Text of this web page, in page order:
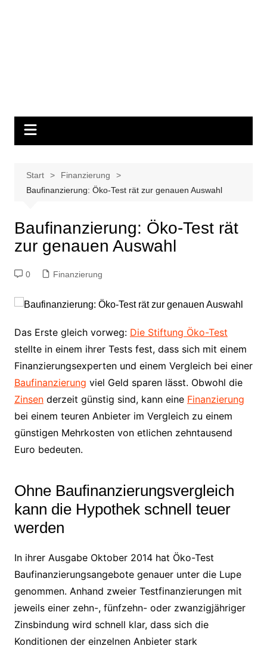
Start
Finanzierung
Baufinanzierung: Öko-Test rät zur genauen Auswahl
Baufinanzierung: Öko-Test rät
zur genauen Auswahl
0 Finanzierung
Das Erste gleich vorweg: Die Stiftung Öko-Test
stellte in einem ihrer Tests fest, dass sich mit einem
Finanzierungsexperten und einem Vergleich bei einer
Baufinanzierung viel Geld sparen lässt. Obwohl die
Zinsenderzeit günstig sind, kann eine Finanzierung
bei einem teuren Anbieter im Vergleich zu einem
günstigen Mehrkosten von etlichen zehntausend
Euro bedeuten.
Ohne Baufinanzierungsvergleich
kann die Hypothek schnell teuer
werden
In ihrer Ausgabe Oktober 2014 hat Öko-Test
Baufinanzierungsangebote genauer unter die Lupe
genommen. Anhand zweier Testfinanzierungen mit
jeweils einer zehn-, fünfzehn- oder zwanzigjähriger
Zinsbindung wird schnell klar, dass sich die
Konditionen der einzelnen Anbieter stark